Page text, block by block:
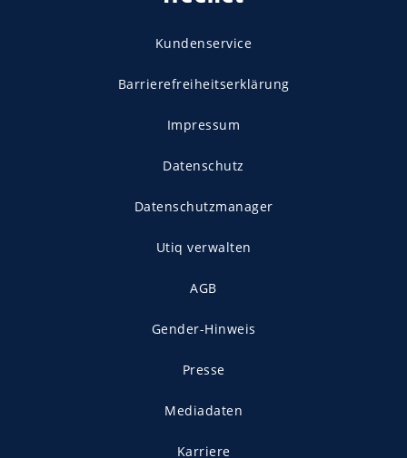
Kundenservice
Barrierefreiheitserklärung
Impressum
Datenschutz
Datenschutzmanager
Utiq verwalten
AGB
Gender-Hinweis
Presse
Mediadaten
Karriere